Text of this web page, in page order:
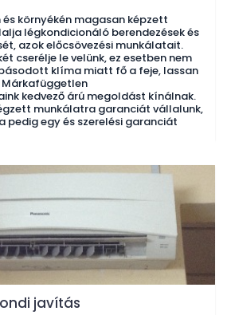
környékén magasan képzett
légkondicionáló berendezések és
azok előcsövezési munkálatait.
cserélje le velünk, ez esetben nem
klíma miatt fő a feje, lassan
Márkafüggetlen
kedvező árú megoldást kínálnak.
munkálatra garanciát vállalunk,
egy és szerelési garanciát
javítás